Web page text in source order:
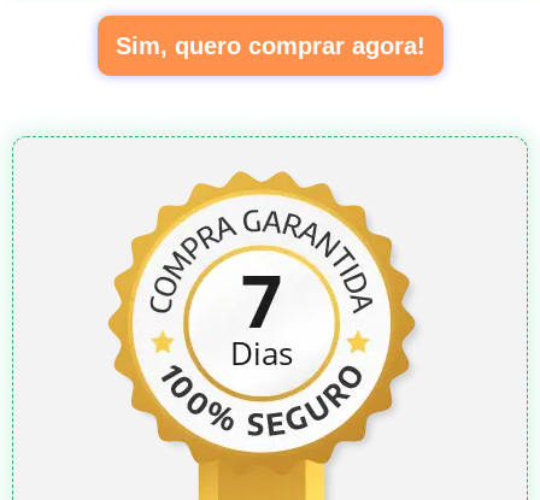
Sim, quero comprar agora!